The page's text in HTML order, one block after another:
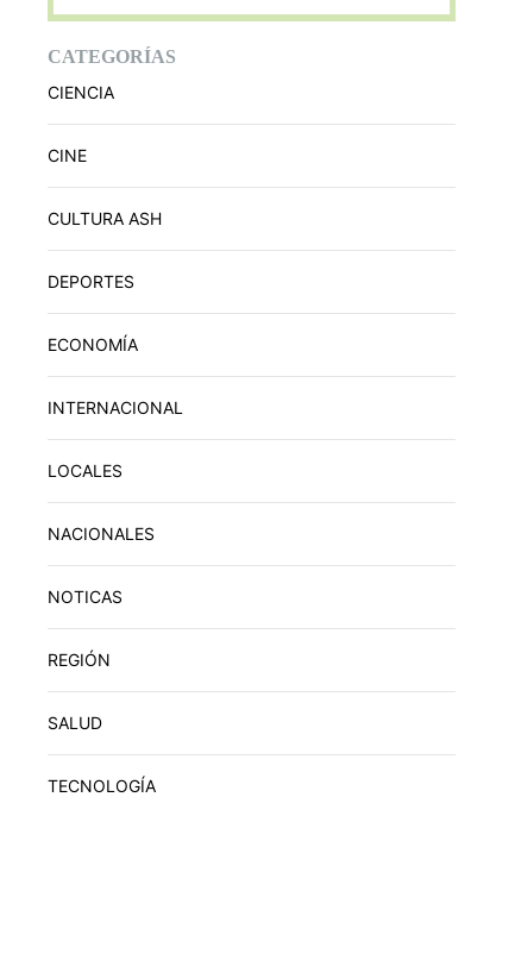
CATEGORÍAS
CIENCIA
CINE
CULTURA ASH
DEPORTES
ECONOMÍA
INTERNACIONAL
LOCALES
NACIONALES
NOTICAS
REGIÓN
SALUD
TECNOLOGÍA